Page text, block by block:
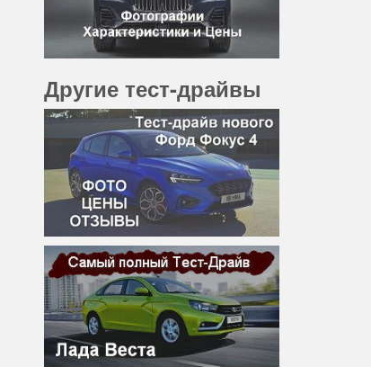
Другие тест-драйвы